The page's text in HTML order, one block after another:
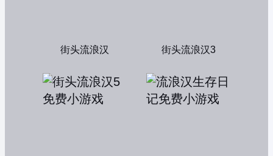
街头流浪汉 街头流浪汉3